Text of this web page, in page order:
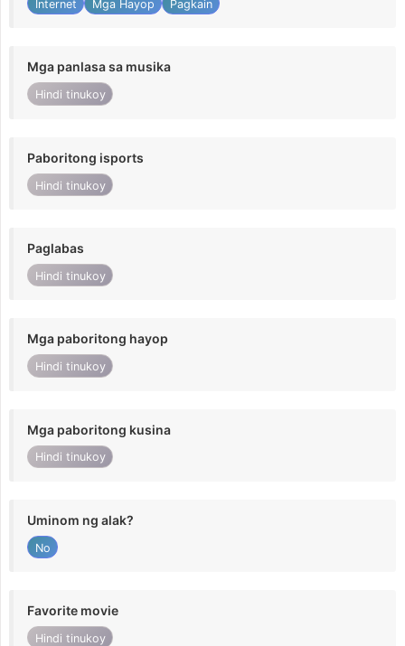
Internet Mga Hayop Pagkain
Mga panlasa sa musika
Hindi tinukoy
Paboritong isports
Hindi tinukoy
Paglabas
Hindi tinukoy
Mga paboritong hayop
Hindi tinukoy
Mga paboritong kusina
Hindi tinukoy
Uminom ng alak?
No
Favorite movie
Hindi tinukoy